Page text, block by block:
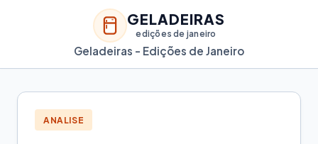
GELADEIRAS
edições de janeiro
Geladeiras - Edições de Janeiro
ANALISE